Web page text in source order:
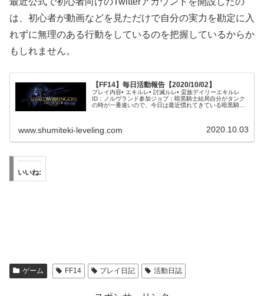
は、初心者が動画などを見ただけで自分の実力を勘定に入
れずに無理のある行動をしているのを把握しているからか
もしれません。
【FF14】毎日活動報告【2020/10/02】
プレイ内容• エキルレ• 討滅ルレ• 蛮族デイリーエキルレ
ID：ノルヴランド参加ジョブ：暗黒騎士結局自分がタンク
の時が一番速いので、今日は最近慣れてきている暗黒騎士
www.shumiteki-leveling.com 2020.10.03
いいね:
ゲーム FF14 プレイ日記 活動日誌